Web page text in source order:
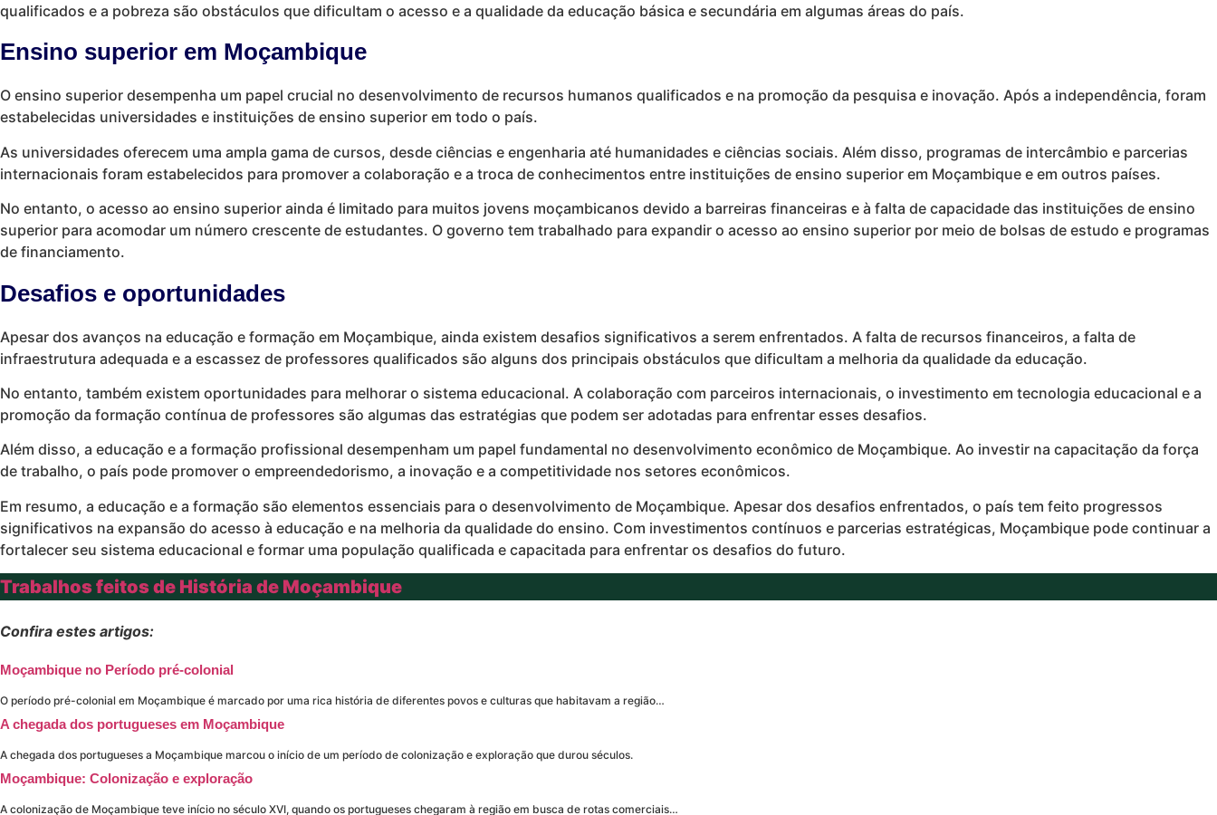
qualificados e a pobreza são obstáculos que dificultam o acesso e a qualidade da educação básica e secundária em algumas áreas do país.
Ensino superior em Moçambique
O ensino superior desempenha um papel crucial no desenvolvimento de recursos humanos qualificados e na promoção da pesquisa e inovação. Após a independência, foram
estabelecidas universidades e instituições de ensino superior em todo o país.
As universidades oferecem uma ampla gama de cursos, desde ciências e engenharia até humanidades e ciências sociais. Além disso, programas de intercâmbio e parcerias
internacionais foram estabelecidos para promover a colaboração e a troca de conhecimentos entre instituições de ensino superior em Moçambique e em outros países.
No entanto, o acesso ao ensino superior ainda é limitado para muitos jovens moçambicanos devido a barreiras financeiras e à falta de capacidade das instituições de ensino
superior para acomodar um número crescente de estudantes. O governo tem trabalhado para expandir o acesso ao ensino superior por meio de bolsas de estudo e programas
de financiamento.
Desafios e oportunidades
Apesar dos avanços na educação e formação em Moçambique, ainda existem desafios significativos a serem enfrentados. A falta de recursos financeiros, a falta de
infraestrutura adequada e a escassez de professores qualificados são alguns dos principais obstáculos que dificultam a melhoria da qualidade da educação.
No entanto, também existem oportunidades para melhorar o sistema educacional. A colaboração com parceiros internacionais, o investimento em tecnologia educacional e a
promoção da formação contínua de professores são algumas das estratégias que podem ser adotadas para enfrentar esses desafios.
Além disso, a educação e a formação profissional desempenham um papel fundamental no desenvolvimento econômico de Moçambique. Ao investir na capacitação da força
de trabalho, o país pode promover o empreendedorismo, a inovação e a competitividade nos setores econômicos.
Em resumo, a educação e a formação são elementos essenciais para o desenvolvimento de Moçambique. Apesar dos desafios enfrentados, o país tem feito progressos
significativos na expansão do acesso à educação e na melhoria da qualidade do ensino. Com investimentos contínuos e parcerias estratégicas, Moçambique pode continuar a
fortalecer seu sistema educacional e formar uma população qualificada e capacitada para enfrentar os desafios do futuro.
Trabalhos feitos de História de Moçambique
Confira estes artigos:
Moçambique no Período pré-colonial
O período pré-colonial em Moçambique é marcado por uma rica história de diferentes povos e culturas que habitavam a região…
A chegada dos portugueses em Moçambique
A chegada dos portugueses a Moçambique marcou o início de um período de colonização e exploração que durou séculos.
Moçambique: Colonização e exploração
A colonização de Moçambique teve início no século XVI, quando os portugueses chegaram à região em busca de rotas comerciais…